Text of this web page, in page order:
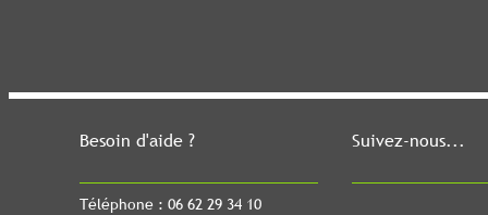
Besoin d'aide ?
Téléphone : 06 62 29 34 10
Suivez-nous...